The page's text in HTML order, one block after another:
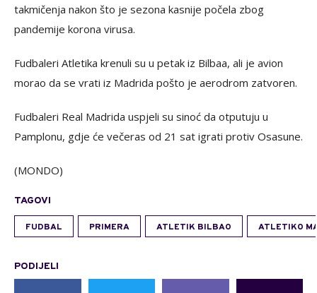
takmičenja nakon što je sezona kasnije počela zbog
pandemije korona virusa.
Fudbaleri Atletika krenuli su u petak iz Bilbaa, ali je avion
morao da se vrati iz Madrida pošto je aerodrom zatvoren.
Fudbaleri Real Madrida uspjeli su sinoć da otputuju u
Pamplonu, gdje će večeras od 21 sat igrati protiv Osasune.
(MONDO)
TAGOVI
FUDBAL PRIMERA ATLETIK BILBAO ATLETIKO
PODIJELI